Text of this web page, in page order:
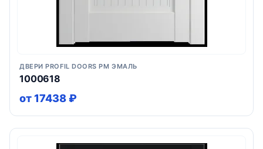
ДВЕРИ PROFIL DOORS PM ЭМАЛЬ
1000618
от 17438 ₽